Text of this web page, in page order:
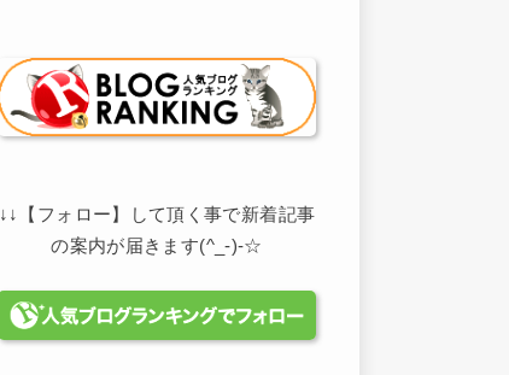
↓↓【フォロー】して頂く事で新着記事
の案内が届きます(^_-)-☆